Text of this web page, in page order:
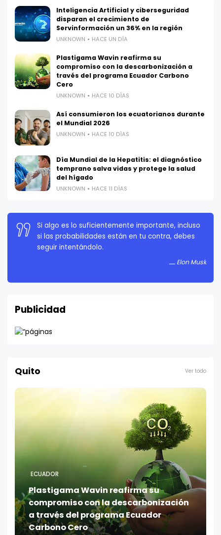
Inteligencia Artificial y ciberseguridad
disparan el crecimiento de
Servinformación un 36% en la región
UNKNOWN HACE UN DÍA
Plastigama Wavin reafirma su
compromiso con la descarbonización a
través del programa Ecuador Carbono
Cero
UNKNOWN HACE 10 DÍAS
Así consumieron los ecuatorianos durante
el Mundial 2026
UNKNOWN HACE 10 DÍAS
Día Mundial de la Hepatitis: el diagnóstico
temprano salva vidas y protege la salud
del hígado
UNKNOWN HACE 11 DÍAS
La persistencia es muy importante. No debes
rendirte a menos que estés obligado a rendirte.
Publicidad
Quito Ver todo
ECUADOR
Plastigama Wavin reafirma su
compromiso con la descarbonización
a través del programa Ecuador
Carbono Cero